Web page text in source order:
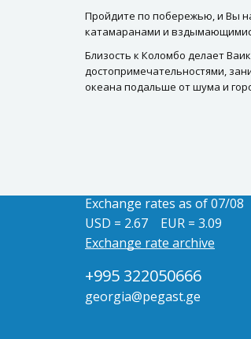
Пройдите по побережью, и Вы
катамаранами и
Близость к Коломбо делает
достопримечательностями,
океана подальше от шума и
Exchange rates as of 07/08
USD = 2.67
EUR = 3.09
Exchange rate archive
+995 322050666
georgia@pegast.ge